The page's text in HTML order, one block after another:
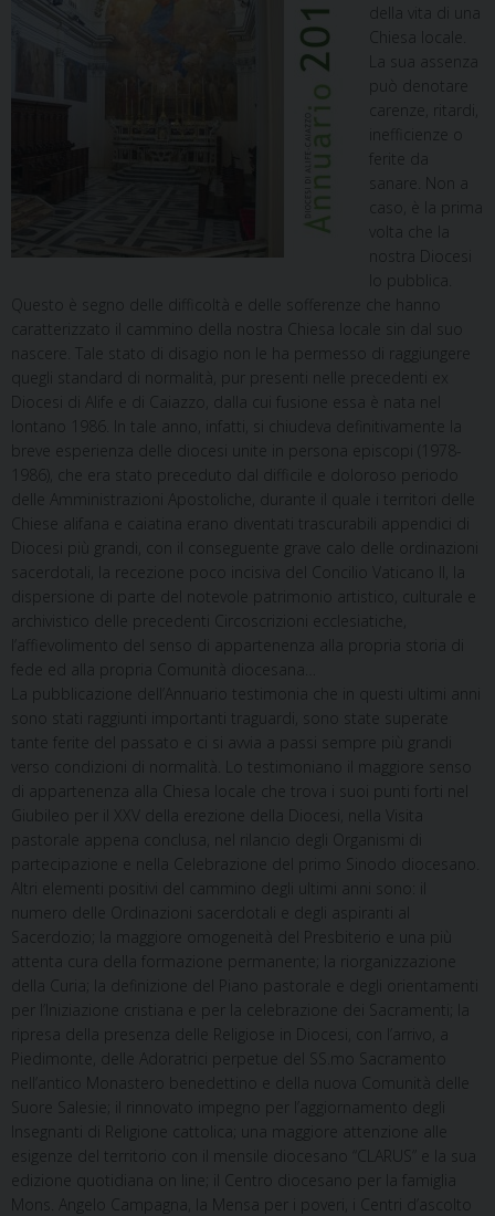
della vita di una
Chiesa locale.
La sua assenza
può denotare
carenze, ritardi,
inefficienze o
ferite da
sanare. Non a
caso, è la prima
volta che la
nostra Diocesi
lo pubblica.
Questo è segno delle difficoltà e delle sofferenze che hanno
caratterizzato il cammino della nostra Chiesa locale sin dal suo
nascere. Tale stato di disagio non le ha permesso di raggiungere
quegli standard di normalità, pur presenti nelle precedenti ex
Diocesi di Alife e di Caiazzo, dalla cui fusione essa è nata nel
lontano 1986. In tale anno, infatti, si chiudeva definitivamente la
breve esperienza delle diocesi unite in persona episcopi (1978-
1986), che era stato preceduto dal difficile e doloroso periodo
delle Amministrazioni Apostoliche, durante il quale i territori delle
Chiese alifana e caiatina erano diventati trascurabili appendici di
Diocesi più grandi, con il conseguente grave calo delle ordinazioni
sacerdotali, la recezione poco incisiva del Concilio Vaticano II, la
dispersione di parte del notevole patrimonio artistico, culturale e
archivistico delle precedenti Circoscrizioni ecclesiatiche,
l’affievolimento del senso di appartenenza alla propria storia di
fede ed alla propria Comunità diocesana…
La pubblicazione dell’Annuario testimonia che in questi ultimi anni
sono stati raggiunti importanti traguardi, sono state superate
tante ferite del passato e ci si avvia a passi sempre più grandi
verso condizioni di normalità. Lo testimoniano il maggiore senso
di appartenenza alla Chiesa locale che trova i suoi punti forti nel
Giubileo per il XXV della erezione della Diocesi, nella Visita
pastorale appena conclusa, nel rilancio degli Organismi di
partecipazione e nella Celebrazione del primo Sinodo diocesano.
Altri elementi positivi del cammino degli ultimi anni sono: il
numero delle Ordinazioni sacerdotali e degli aspiranti al
Sacerdozio; la maggiore omogeneità del Presbiterio e una più
attenta cura della formazione permanente; la riorganizzazione
della Curia; la definizione del Piano pastorale e degli orientamenti
per l’Iniziazione cristiana e per la celebrazione dei Sacramenti; la
ripresa della presenza delle Religiose in Diocesi, con l’arrivo, a
Piedimonte, delle Adoratrici perpetue del SS.mo Sacramento
nell’antico Monastero benedettino e della nuova Comunità delle
Suore Salesie; il rinnovato impegno per l’aggiornamento degli
Insegnanti di Religione cattolica; una maggiore attenzione alle
esigenze del territorio con il mensile diocesano “CLARUS” e la sua
edizione quotidiana on line; il Centro diocesano per la famiglia
Mons. Angelo Campagna, la Mensa per i poveri, i Centri d’ascolto